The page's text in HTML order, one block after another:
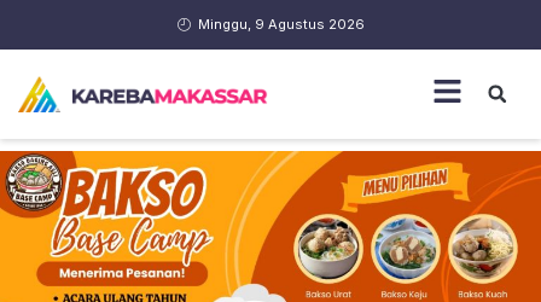
Minggu, 9 Agustus 2026